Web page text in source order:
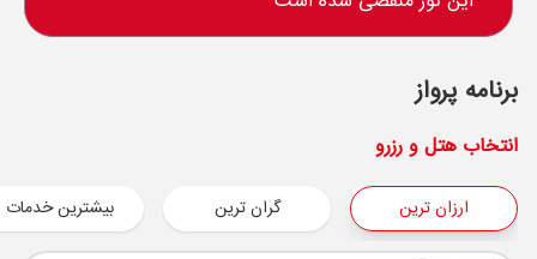
برنامه پرواز
انتخاب هتل و رزرو
ارزان ترین گران ترین بیشترین خدمات